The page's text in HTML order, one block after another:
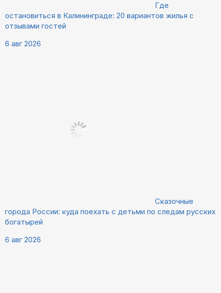
Где
остановиться в Калининграде: 20 вариантов жилья с
отзывами гостей
6 авг 2026
Сказочные
города России: куда поехать с детьми по следам русских
богатырей
6 авг 2026